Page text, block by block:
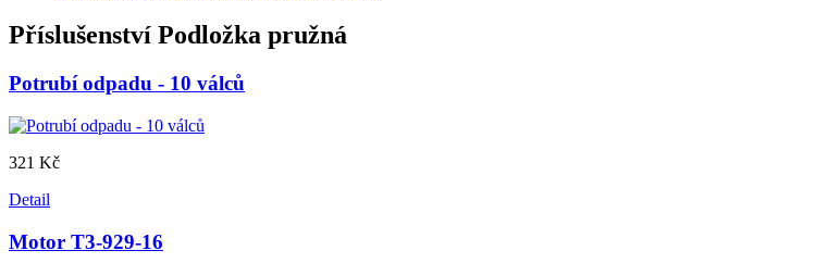
Příslušenství Podložka pružná
Potrubí odpadu - 10 válců
321 Kč
Detail
Motor T3-929-16